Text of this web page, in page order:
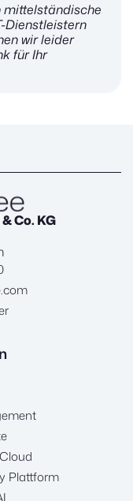
Dienstleistern
wir leider
für Ihr
Co. KG
Plattform